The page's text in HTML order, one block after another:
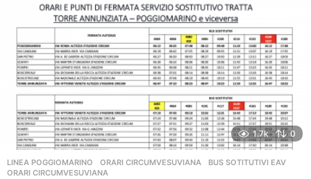
n
i
g
o
1.7k 0
LINEA POGGIOMARINO ,ORARI CIRCUMVESUVIANA BUS SOTITUTIVI EAV
ORARI CIRCUMVESUVIANA